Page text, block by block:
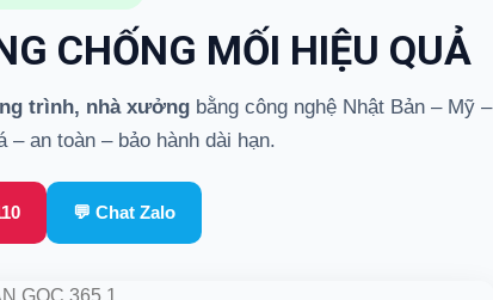
CHỐNG MỐI HIỆU QUẢ
trình, nhà xưởngbằng công nghệ Nhật Bản – Mỹ –
– an toàn – bảo hành dài hạn.
💬 Chat Zalo